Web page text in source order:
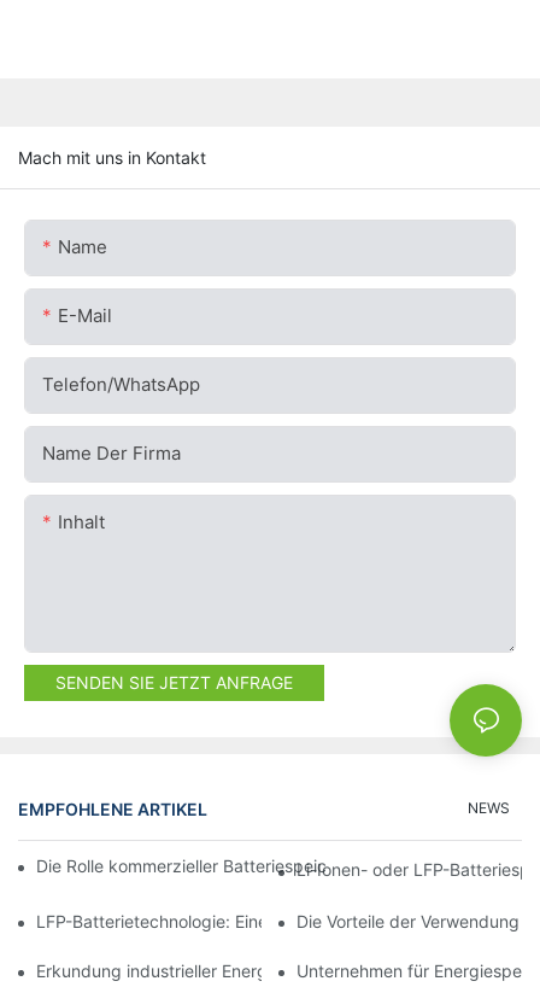
Mach mit uns in Kontakt
Name
E-Mail
Telefon/WhatsApp
Name Der Firma
Inhalt
SENDEN SIE JETZT ANFRAGE
EMPFOHLENE ARTIKEL NEWS
Die Rolle kommerzieller Batteriespeicher bei der Senkung der
Li-Ionen- oder LFP-
LFP-Batterietechnologie: Eine nachhaltige Option zur
Die Vorteile der Verwendung
Erkundung industrieller Energiespeicherlösungen für
Unternehmen für